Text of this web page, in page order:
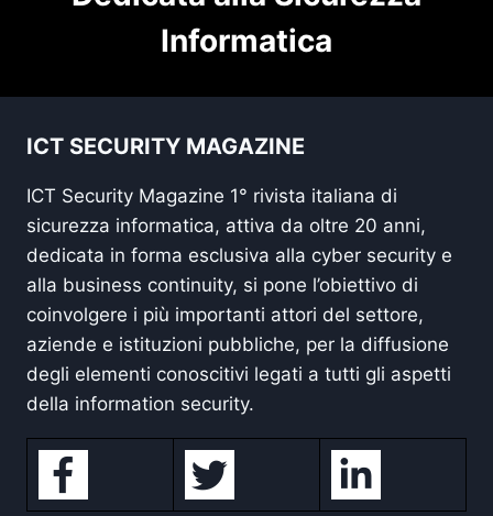
Informatica
ICT SECURITY MAGAZINE
ICT Security Magazine 1° rivista italiana di
sicurezza informatica, attiva da oltre 20 anni,
dedicata in forma esclusiva alla cyber security e
alla business continuity, si pone l’obiettivo di
coinvolgere i più importanti attori del settore,
aziende e istituzioni pubbliche, per la diffusione
degli elementi conoscitivi legati a tutti gli aspetti
della information security.